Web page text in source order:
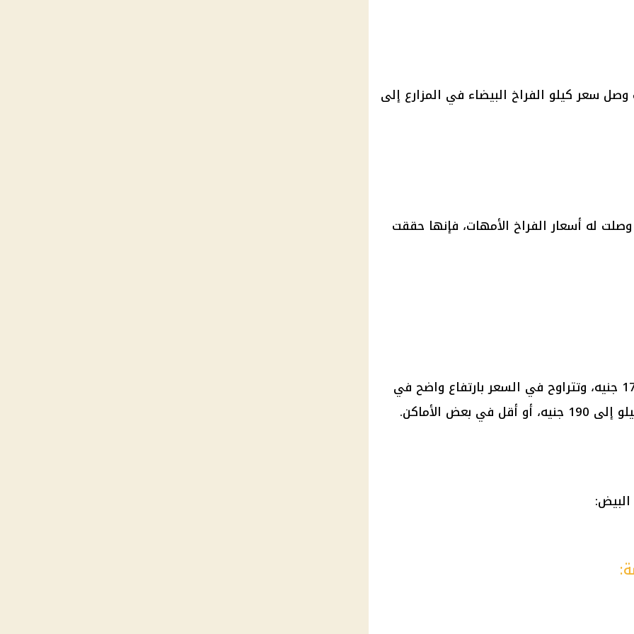
سعر كيلو الفراخ البيضاء في المزارع إلى
له أسعار الفراخ الأمهات، فإنها حققت
وصلت أسعار الفراخ البانية إلى 1709 جنيه، وتتراوح في السعر بارتفاع واضح في
الأماكن.